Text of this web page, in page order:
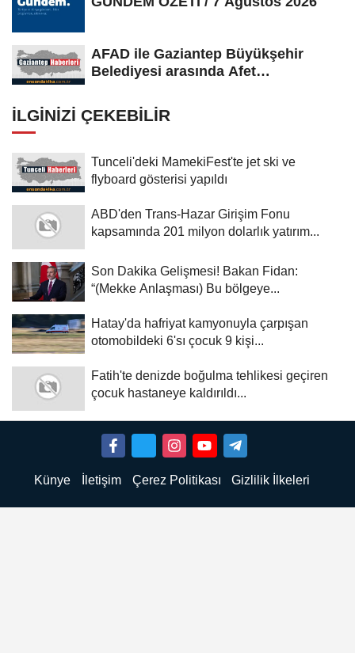
AFAD ile Gaziantep Büyükşehir
Belediyesi arasında Afet
İLGINIZI ÇEKEBILIR
Tunceli'deki MamekiFest'te jet ski ve
flyboard gösterisi yapıldı
ABD'den Trans-Hazar Girişim Fonu
kapsamında 201 milyon dolarlık yatırım...
Son Dakika Gelişmesi! Bakan Fidan:
“(Mekke Anlaşması) Bu bölgeye...
Hatay'da hafriyat kamyonuyla çarpışan
otomobildeki 6'sı çocuk 9 kişi...
Fatih'te denizde boğulma tehlikesi geçiren
çocuk hastaneye kaldırıldı...
Künye İletişim Çerez Politikası Gizlilik İlkeleri